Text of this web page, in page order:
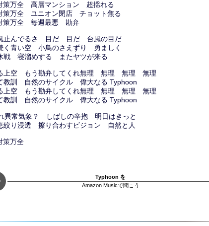
万全 高層マンション 超揺れる
万全 ユニオン閉店 チョット焦る
策万全 毎週最悪 勘弁
止んでるさ 目だ 目だ 台風の目だ
く青い空 小鳥のさえずり 勇ましく
戦 寝溜めする またヤツが来る
上空 もう勘弁してくれ無理 無理 無理 無理
教訓 自然のサイクル 偉大なる Typhoon
上空 もう勘弁してくれ無理 無理 無理 無理
教訓 自然のサイクル 偉大なる Typhoon
異常気象？ しばしの辛抱 明日はきっと
絞り浸透 擦り合わすビジョン 自然と人
万全
Typhoon を
Amazon Musicで聞こう